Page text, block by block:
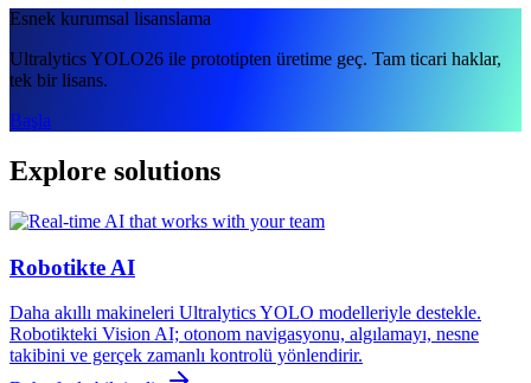
Esnek kurumsal lisanslama
Ultralytics YOLO26 ile prototipten üretime geç. Tam ticari haklar,
tek bir lisans.
Başla
Explore solutions
Robotikte AI
Daha akıllı makineleri Ultralytics YOLO modelleriyle destekle.
Robotikteki Vision AI; otonom navigasyonu, algılamayı, nesne
takibini ve gerçek zamanlı kontrolü yönlendirir.